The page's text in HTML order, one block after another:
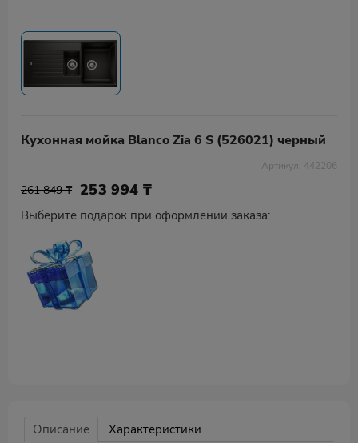
Кухонная мойка Blanco Zia 6 S (526021) черный
Артикул: 442206
261 849 ₸ 253 994 ₸
Выберите подарок при оформлении заказа:
Описание
Характеристики